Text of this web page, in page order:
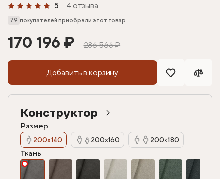
5 4 отзыва
79 покупателей приобрели этот товар
170 196 ₽ 286 566 ₽
Добавить в корзину
Конструктор
Размер
200х140 200х160 200х180
Ткань